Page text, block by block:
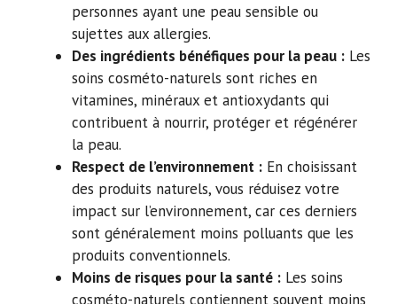
personnes ayant une peau sensible ou
sujettes aux allergies.
Des ingrédients bénéfiques pour la peau : Les
soins cosméto-naturels sont riches en
vitamines, minéraux et antioxydants qui
contribuent à nourrir, protéger et régénérer
la peau.
Respect de l’environnement : En choisissant
des produits naturels, vous réduisez votre
impact sur l’environnement, car ces derniers
sont généralement moins polluants que les
produits conventionnels.
Moins de risques pour la santé : Les soins
cosméto-naturels contiennent souvent moins